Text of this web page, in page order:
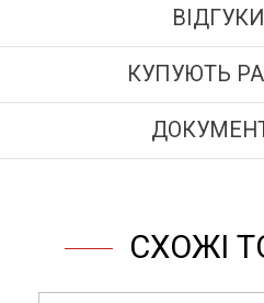
Каркас виготовлений з
алюмінієвого профілю
Наповнення: ламінована
Стільниця з ламінованої
бежевого кольору.
ВІДГУКИ
НАПИСАТИ ВІДГУК
КУПУЮТЬ
СХОЖІ